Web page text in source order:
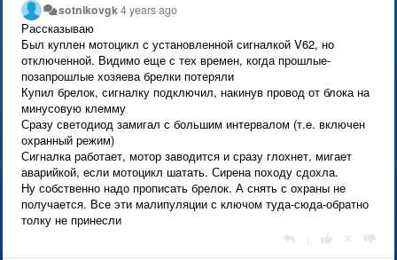
sotnikovgk4 years ago
Рассказываю
Был куплен мотоцикл с установленной сигналкой V62, но
отключенной. Видимо еще с тех времен, когда прошлые-
позапрошлые хозяева брелки потеряли
Купил брелок, сигналку подключил, накинув провод от блока на
минусовую клемму
Сразу светодиод замигал с большим интервалом (т.е. включен
охранный режим)
Сигналка работает, мотор заводится и сразу глохнет, мигает
аварийкой, если мотоцикл шатать. Сирена походу сдохла.
Ну собственно надо прописать брелок. А снять с охраны не
получается. Все эти малипуляции с ключом туда-сюда-обратно
толку не принесли